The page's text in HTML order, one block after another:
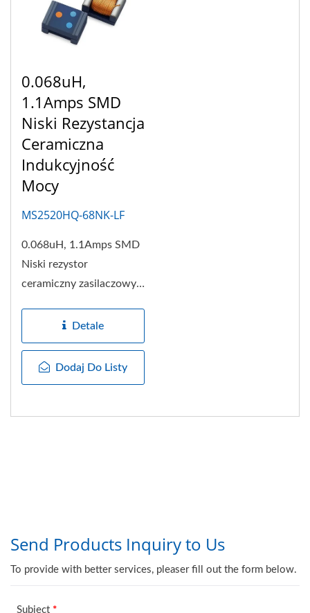
0.068uH,
1.1Amps SMD
Niski Rezystancja
Ceramiczna
Indukcyjność
Mocy
MS2520HQ-68NK-LF
0.068uH, 1.1Amps SMD
Niski rezystor
ceramiczny zasilaczowy
przemysłowych
2.9x2.9x2mm...
Detale
Dodaj Do Listy